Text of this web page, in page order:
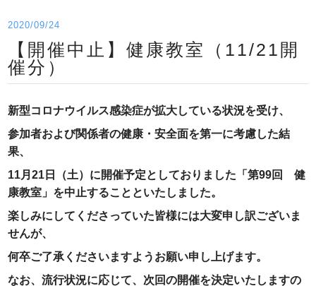
2020/09/24
【開催中止】健康教室（11/21開
催分）
新型コロナウイルス感染症が拡大している状況を受け、
参加者および関係者の健康・安全面を第一に考慮した結
果、
11月21日（土）に開催予定としておりました「第99回 健
康教室」を中止することといたしました。
楽しみにしてくださっていた皆様には大変申し訳ございま
せんが、
何卒ご了承くださいますようお願い申し上げます。
なお、流行状況に応じて、次回の開催を決定いたしますの